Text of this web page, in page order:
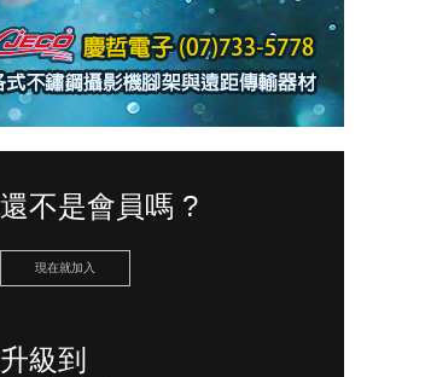
還不是會員嗎 ?
現在就加入
升級到